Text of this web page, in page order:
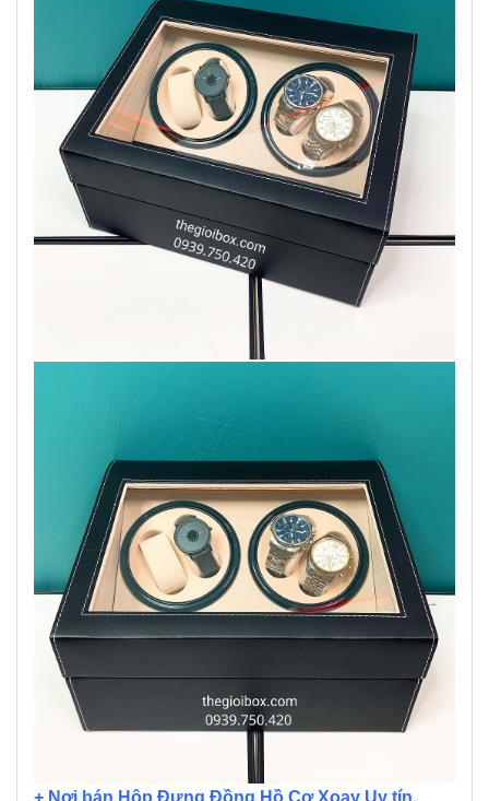
+ Nơi bán Hộp Đựng Đồng Hồ Cơ Xoay Uy tín,